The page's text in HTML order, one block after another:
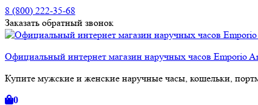
8 (800) 222-35-68
Заказать обратный звонок
Официальный интернет магазин наручных часов
Купите мужские и женские наручные часы, кошельки,
0